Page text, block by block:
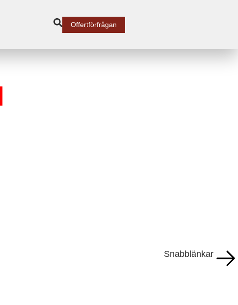
Offertförfrågan
Snabblänkar